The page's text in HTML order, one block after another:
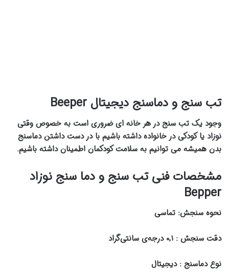
تب سنج و دماسنج دیجیتال Beeper
وجود یک تب سنج در هر خانه ای ضروری است به خصوص وقتی
نوزاد یا کودکی در خانواده داشته باشیم با در دست داشتن دماسنج
بدن همیشه می توانیم به سلامت کودکمان اطمینان داشته باشیم.
مشخصات فنی تب سنج و دما سنج نوزاد
Bepper
نحوه سنجش: تماسی
دقت سنجش : ۰,۱ درجه‌ی سانتی‌گراد
نوع دماسنج : دیجیتال